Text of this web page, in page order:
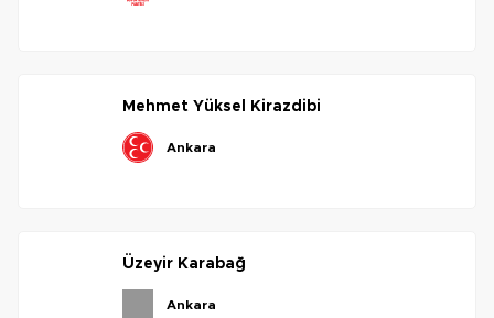
mehmet yüksel kirazdibi
ankara
üzeyir karabağ
ankara